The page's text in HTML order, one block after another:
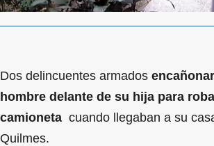
Dos delincuentes armados
hombre delante de su hija para
camioneta cuando llegaban a su
Quilmes.